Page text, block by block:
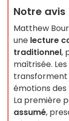
Notre avis
Matthew
une lecture
traditionnel,
maîtrisée.
transforment
émotions
La première
assumé,